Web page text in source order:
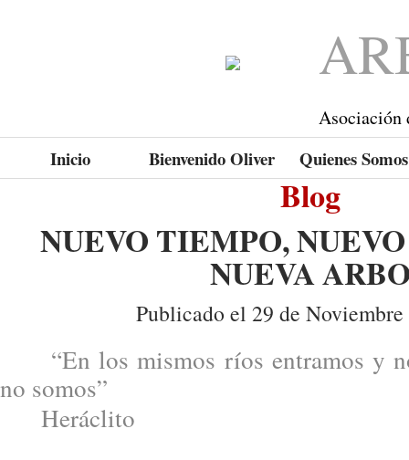
Asociación
Inicio
Bienvenido Oliver Quienes Somos
Blog
NUEVO TIEMPO,
NUEVA
Publicado el 29 de
“En los mismos ríos entramos y
no somos”
Heráclito